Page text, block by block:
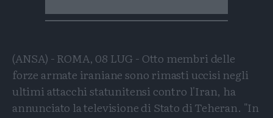
(ANSA) - ROMA, 08 LUG - Otto membri delle
forze armate iraniane sono rimasti uccisi negli
ultimi attacchi statunitensi contro l'Iran, ha
annunciato la televisione di Stato di Teheran. "In